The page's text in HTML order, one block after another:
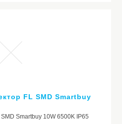
FL SMD Smartbuy
Smartbuy 10W 6500K IP65